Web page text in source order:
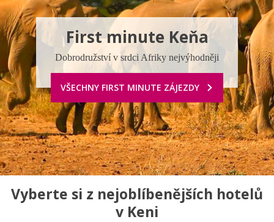
First minute Keňa
Dobrodružství v srdci Afriky nejvýhodněji
VŠECHNY FIRST MINUTE ZÁJEZDY
Vyberte si z nejoblíbenějších hotelů
v Keni